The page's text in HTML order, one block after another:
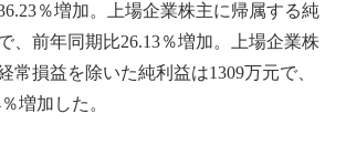
％増加。上場企業株主に帰属する純
、前年同期比26.13％増加。上場企業株
常損益を除いた純利益は1309万元で、
増加した。